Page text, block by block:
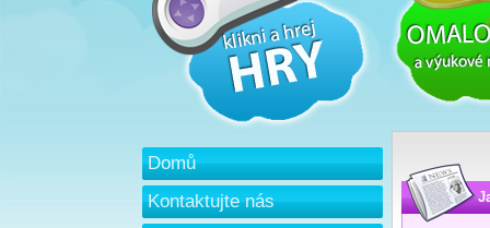
Domů
Kontaktujte nás